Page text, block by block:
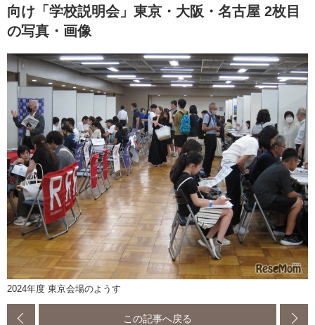
向け「学校説明会」東京・大阪・名古屋 2枚目
の写真・画像
2024年度 東京会場のようす
この記事へ戻る